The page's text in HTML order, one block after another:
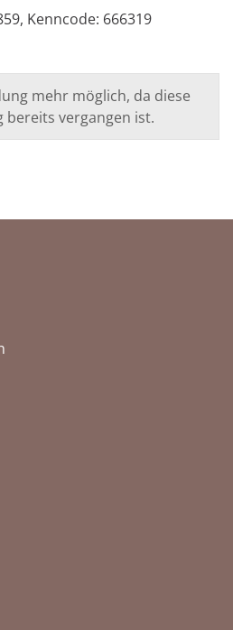
Kenncode: 666319
mehr möglich, da diese
bereits vergangen ist.